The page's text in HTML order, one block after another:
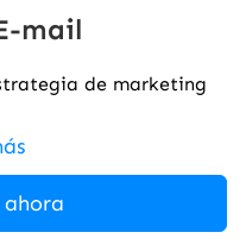
mail
de marketing
ahora